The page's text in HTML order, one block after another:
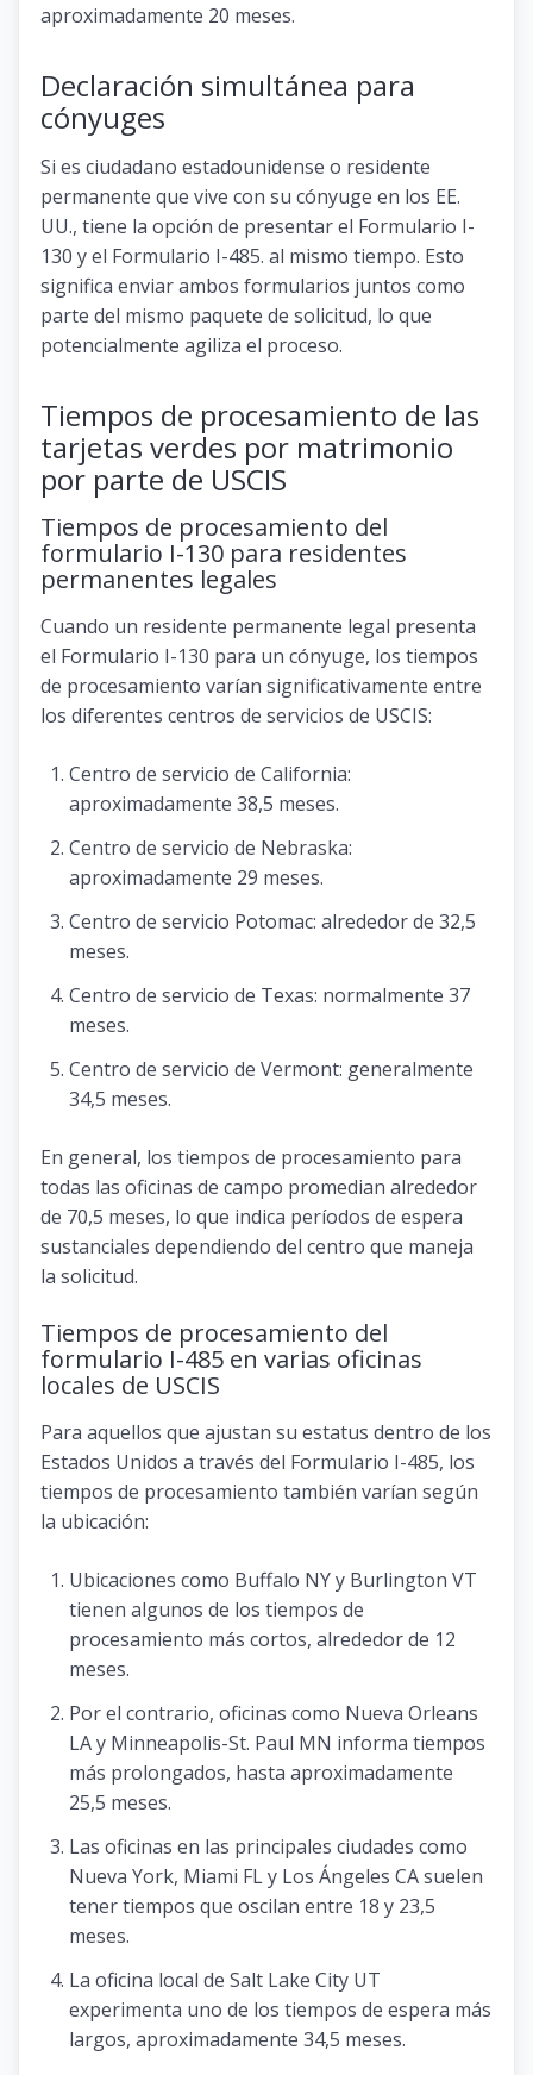
aproximadamente 20 meses.
Declaración simultánea para
cónyuges
Si es ciudadano estadounidense o residente
permanente que vive con su cónyuge en los EE.
UU., tiene la opción de presentar el Formulario I-
130 y el Formulario I-485. al mismo tiempo. Esto
significa enviar ambos formularios juntos como
parte del mismo paquete de solicitud, lo que
potencialmente agiliza el proceso.
Tiempos de procesamiento de las
tarjetas verdes por matrimonio
por parte de USCIS
Tiempos de procesamiento del
formulario I-130 para residentes
permanentes legales
Cuando un residente permanente legal presenta
el Formulario I-130 para un cónyuge, los tiempos
de procesamiento varían significativamente entre
los diferentes centros de servicios de USCIS:
Centro de servicio de California:
aproximadamente 38,5 meses.
Centro de servicio de Nebraska:
aproximadamente 29 meses.
Centro de servicio Potomac: alrededor de 32,5
meses.
Centro de servicio de Texas: normalmente 37
meses.
Centro de servicio de Vermont: generalmente
34,5 meses.
En general, los tiempos de procesamiento para
todas las oficinas de campo promedian alrededor
de 70,5 meses, lo que indica períodos de espera
sustanciales dependiendo del centro que maneja
la solicitud.
Tiempos de procesamiento del
formulario I-485 en varias oficinas
locales de USCIS
Para aquellos que ajustan su estatus dentro de los
Estados Unidos a través del Formulario I-485, los
tiempos de procesamiento también varían según
la ubicación:
Ubicaciones como Buffalo NY y Burlington VT
tienen algunos de los tiempos de
procesamiento más cortos, alrededor de 12
meses.
Por el contrario, oficinas como Nueva Orleans
LA y Minneapolis-St. Paul MN informa tiempos
más prolongados, hasta aproximadamente
25,5 meses.
Las oficinas en las principales ciudades como
Nueva York, Miami FL y Los Ángeles CA suelen
tener tiempos que oscilan entre 18 y 23,5
meses.
La oficina local de Salt Lake City UT
experimenta uno de los tiempos de espera más
largos, aproximadamente 34,5 meses.